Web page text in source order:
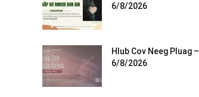
6/8/2026
Hlub Cov Neeg Pluag –
6/8/2026